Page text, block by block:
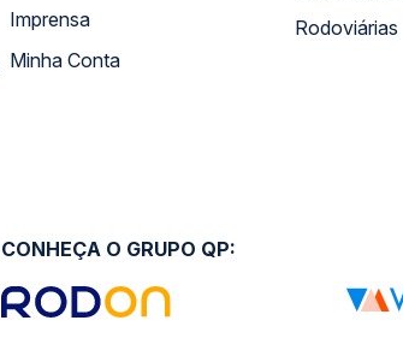
Imprensa
Minha Conta
Rodoviárias
CONHEÇA O GRUPO QP: